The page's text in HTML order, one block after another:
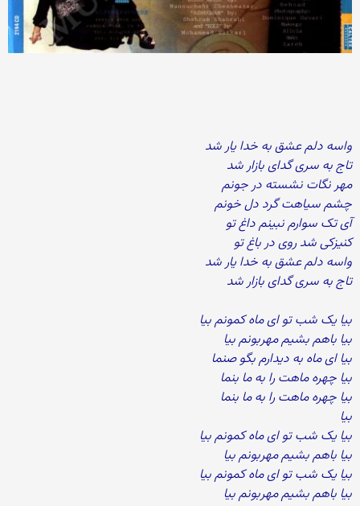
واسه دلم عشق به خدا یار شد
تاج به سری گدای بازار شد
مهر نگات نشسته در جونم
چشم سیاهت گرد دل خونم
آی تک سوارم نبینم داغ تو
کنیزکی شد روی در باغ تو
واسه دلم عشق به خدا یار شد
تاج به سری گدای بازار شد
بیا یک شب تو ای ماه کمونم بیا
بیا باهم بشیم مهربونم بیا
بیا ای ماه به دیدارم بگو صنما
بیا چهره ماهت را به ما بنما
بیا چهره ماهت را به ما بنما
بیا
بیا یک شب تو ای ماه کمونم بیا
بیا باهم بشیم مهربونم بیا
بیا یک شب تو ای ماه کمونم بیا
بیا باهم بشیم مهربونم بیا